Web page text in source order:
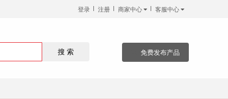
登录 注册 商家中心 客服中心
搜 索 免费发布产品